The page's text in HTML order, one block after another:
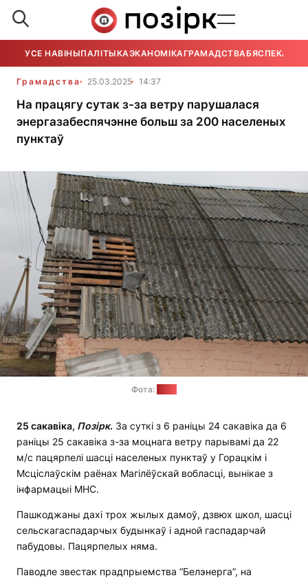
УСЕ НАВІНЫПАЛІТЫКАЭКАНОМІКАГРАМАДСТВАБЯСПЕКА
Грамадства 25.03.2025 14:37
На працягу сутак з-за ветру парушалася
энергазабеспячэнне больш за 200 населеных
пунктаў
Фота:
25 сакавіка, Позірк. За суткі з 6 раніцы 24 сакавіка да 6
раніцы 25 сакавіка з-за моцнага ветру парывамі да 22
м/с пацярпелі шасці населеных пунктаў у Горацкім і
Мсціслаўскім раёнах Магілёўскай вобласці, вынікае з
інфармацыі МНС.
Пашкоджаны дахі трох жылых дамоў, дзвюх школ, шасці
сельскагаспадарчых будынкаў і адной гаспадарчай
пабудовы. Пацярпелых няма.
Паводле звестак прадпрыемства “Белэнерга”, на